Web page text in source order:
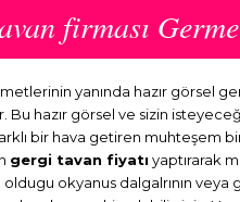
firması
yanında hazır görsel
hazır görsel ve sizin
bir hava getiren muhteşem
gergi tavan fiyatı yaptırarak
oldugu okyanus dalgalrının